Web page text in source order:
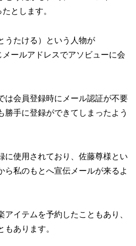
とします。
うたける）という人物が
ールアドレスでアソビューに会
は会員登録時にメール認証が不要
勝手に登録ができてしまったよう
に使用されており、佐藤尊様とい
ら私のもとへ宣伝メールが来るよ
イテムを予約したこともあり、
あります。